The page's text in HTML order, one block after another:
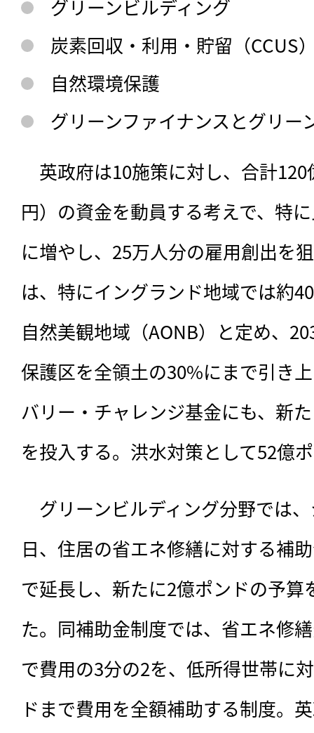
グリーンビルディング
炭素回収・利用・貯留（CCUS
自然環境保護
グリーンファイナンスとグリー
英政府は10施策に対し、合計120
円）の資金を動員する考えで、特
に増やし、25万人分の雇用創出を
は、特にイングランド地域では約
自然美観地域（AONB）と定め、
保護区を全領土の30%にまで引き
バリー・チャレンジ基金にも、新
を投入する。洪水対策として52億
グリーンビルディング分野では
日、住居の省エネ修繕に対する補
で延長し、新たに2億ポンドの予
た。同補助金制度では、省エネ修
で費用の3分の2を、低所得世帯に
ドまで費用を全額補助する制度。